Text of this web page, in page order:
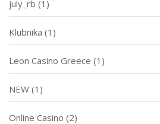
july_rb (1)
Klubnika (1)
Leon Casino Greece (1)
NEW (1)
Online Casino (2)